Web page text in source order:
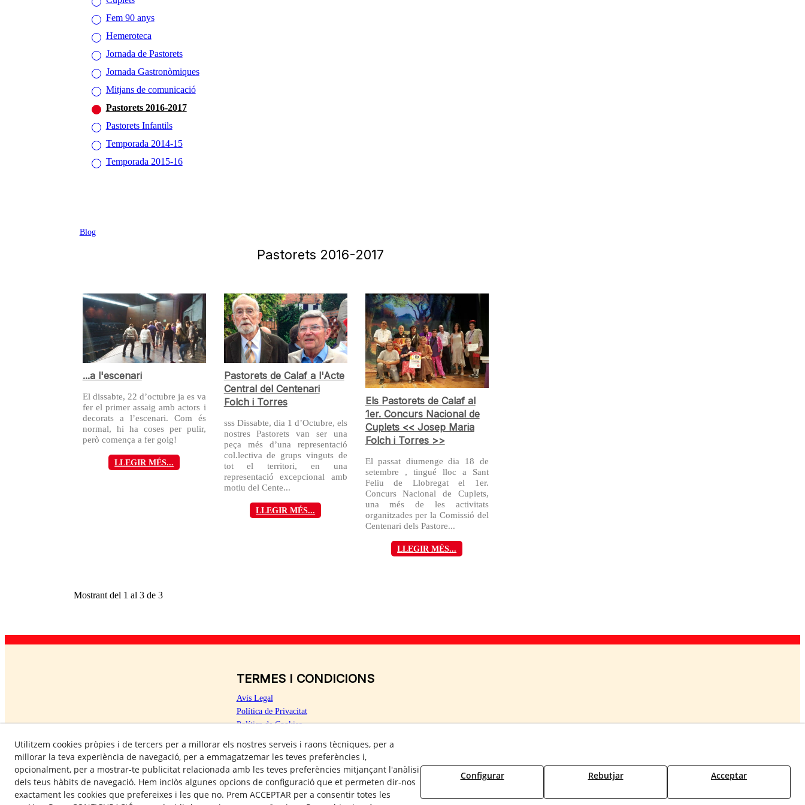
Fem 90 anys
Hemeroteca
Jornada de Pastorets
Jornada Gastronòmiques
Mitjans de comunicació
Pastorets 2016-2017
Pastorets Infantils
Temporada 2014-15
Temporada 2015-16
Blog
Pastorets 2016-2017
...a l'escenari
El dissabte, 22 d’octubre ja es va
fer el primer assaig amb actors i
decorats a l’escenari. Com és
normal, hi ha coses per pulir,
però comença a fer goig!
LLEGIR MÉS...
Pastorets de Calaf a l'Acte
Central del Centenari
Folch i Torres
sss Dissabte, dia 1 d’Octubre, els
nostres Pastorets van ser una
peça més d’una representació
col.lectiva de grups vinguts de
tot el territori, en una
representació excepcional amb
motiu del Cente...
LLEGIR MÉS...
Els Pastorets de Calaf al
1er. Concurs Nacional de
Cuplets << Josep Maria
Folch i Torres >>
El passat diumenge dia 18 de
setembre , tingué lloc a Sant
Feliu de Llobregat el 1er.
Concurs Nacional de Cuplets,
una més de les activitats
organitzades per la Comissió del
Centenari dels Pastore...
LLEGIR MÉS...
Mostrant del 1 al 3 de 3
TERMES I CONDICIONS
Avís Legal
Política de Privacitat
Política de Cookies
Utilitzem cookies pròpies i de tercers per a millorar els nostres serveis i raons tècniques, per a
millorar la teva experiència de navegació, per a emmagatzemar les teves preferències i,
opcionalment, per a mostrar-te publicitat relacionada amb les teves preferències mitjançant l'anàlisi
dels teus hàbits de navegació. Hem inclòs algunes opcions de configuració que et permeten dir-nos
exactament les cookies que prefereixes i les que no. Prem ACCEPTAR per a consentir totes les
Configurar Rebutjar Acceptar